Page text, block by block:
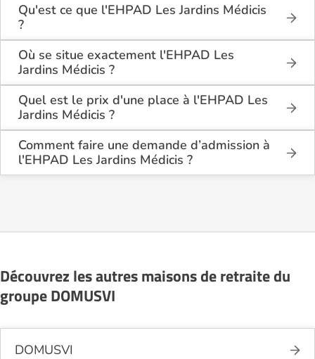
Qu'est ce que l'EHPAD Les Jardins Médicis
?
L'EHPAD Les Jardins Médicis est une maison de
retraite médicalisée de type hébergement
permanent, hébergement temporaire, accueil de jour
, située à Milhaud (30540).
Où se situe exactement l'EHPAD Les
Jardins Médicis ?
L'EHPAD Les Jardins Médicis est situé 1 Chemin De
Fanfoussinque à Milhaud (30540), dans le Gard
(30).
Quel est le prix d'une place à l'EHPAD Les
Jardins Médicis ?
L'EHPAD Les Jardins Médicis propose des
logements en chambre simple à partir de 2 666€
par mois.
Comment faire une demande d’admission à
l'EHPAD Les Jardins Médicis ?
La demande s’effectue directement via le formulaire
les coûts et les démarches administratives
Découvrez les autres maisons de retraite du
groupe DOMUSVI
DOMUSVI